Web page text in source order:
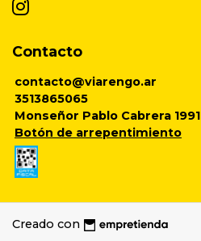
Contacto
contacto@viarengo.ar
3513865065
Monseñor Pablo Cabrera 1991
Botón de arrepentimiento
Creado con